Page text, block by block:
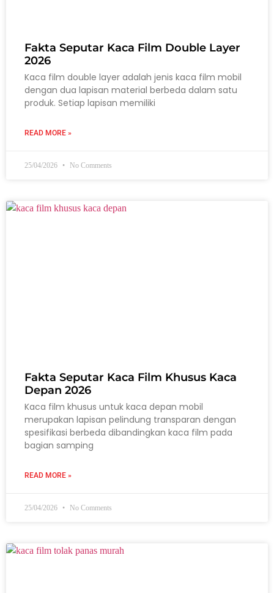
Fakta Seputar Kaca Film Double Layer
2026
Kaca film double layer adalah jenis kaca film mobil
dengan dua lapisan material berbeda dalam satu
produk. Setiap lapisan memiliki
READ MORE »
25/04/2026 No Comments
Fakta Seputar Kaca Film Khusus Kaca
Depan 2026
Kaca film khusus untuk kaca depan mobil
merupakan lapisan pelindung transparan dengan
spesifikasi berbeda dibandingkan kaca film pada
bagian samping
READ MORE »
25/04/2026 No Comments